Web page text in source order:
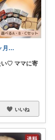
たろこ｜9ヶ月ベビーと暮らす🫧
い♡ ママに寄
いいね